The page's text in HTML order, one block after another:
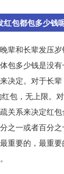
红包都包多少钱
辈和长辈发压
包多少钱是没
决定。对于长
包，无上限。
关系来决定红
之一或者百分
重要的，最重